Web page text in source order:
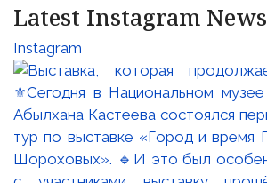
Latest Instagram News
Instagram